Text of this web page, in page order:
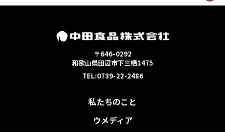
〒646-0292
和歌山県田辺市下三栖1475
TEL:0739-22-2486
私たちのこと
ウメディア